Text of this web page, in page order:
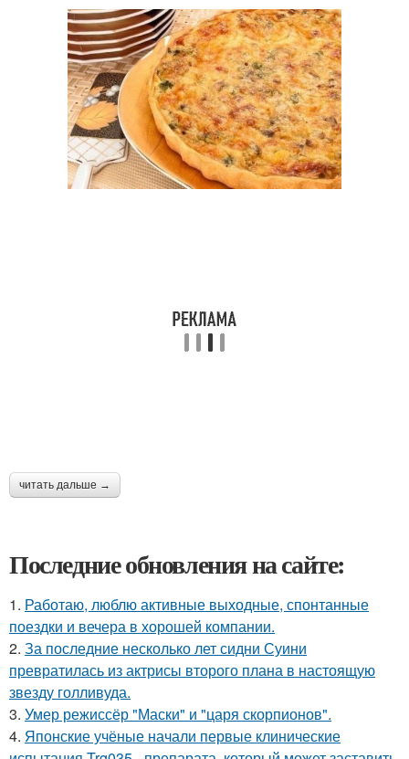
читать дальше →
Последние обновления на сайте:
1. Работаю, люблю активные выходные, спонтанные
поездки и вечера в хорошей компании.
2. За последние несколько лет сидни Суини
превратилась из актрисы второго плана в настоящую
звезду голливуда.
3. Умер режиссёр "Маски" и "царя скорпионов".
4. Японские учёные начали первые клинические